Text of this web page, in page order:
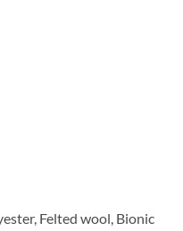
Felted wool, Bionic